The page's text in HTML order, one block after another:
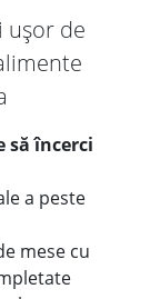
ușor de
să încerci
a peste
mese cu